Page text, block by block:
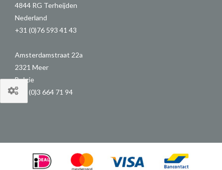
4844 RG Terheijden
Nederland
+31 (0)76 593 41 43
Amsterdamstraat 22a
2321 Meer
Belgie
+32 (0)3 664 71 94